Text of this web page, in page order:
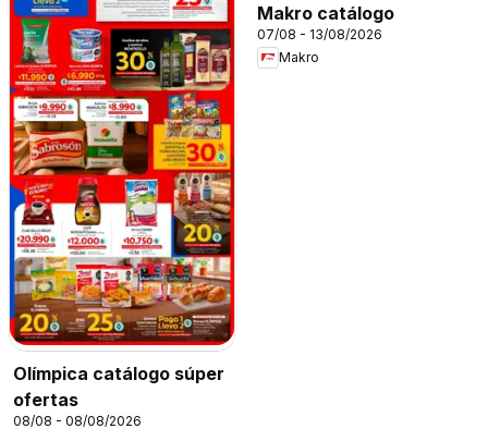
Olímpica catálogo súper
ofertas
08/08 - 08/08/2026
Makro catálogo
07/08 - 13/08/2026
Makro